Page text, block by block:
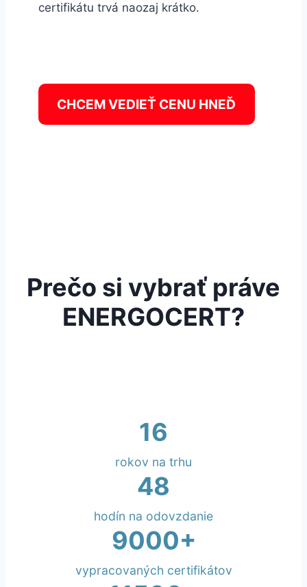
certifikátu trvá naozaj krátko.
CHCEM VEDIEŤ CENU HNEĎ
Prečo si vybrať práve
ENERGOCERT?
16
rokov na trhu
48
hodín na odovzdanie
9000+
vypracovaných certifikátov